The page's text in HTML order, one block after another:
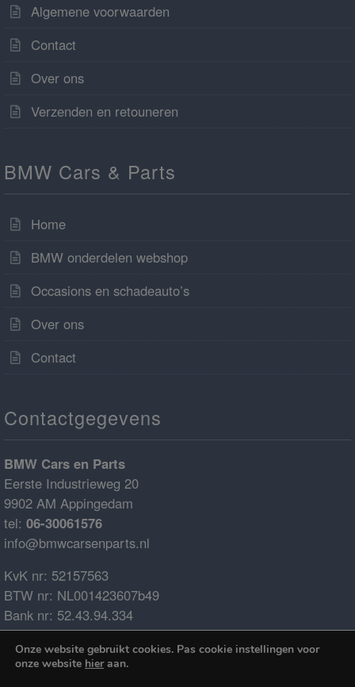
Algemene voorwaarden
Contact
Over ons
Verzenden en retouneren
BMW Cars & Parts
Home
BMW onderdelen webshop
Occasions en schadeauto’s
Over ons
Contact
Contactgegevens
BMW Cars en Parts
Eerste Industrieweg 20
9902 AM Appingedam
tel: 06-30061576
info@bmwcarsenparts.nl
KvK nr: 52157563
BTW nr: NL001423607b49
Bank nr: 52.43.94.334
IBAN: NL68ABNA0524394334
BIC: ABNANL2A
Onze website gebruikt cookies. Pas cookie instellingen voor
onze website hieraan.